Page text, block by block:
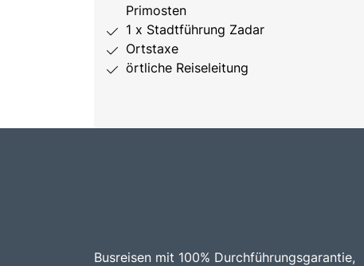
Primosten
1 x Stadtführung Zadar
Ortstaxe
örtliche Reiseleitung
Busreisen mit 100% Durchführungsgarantie,